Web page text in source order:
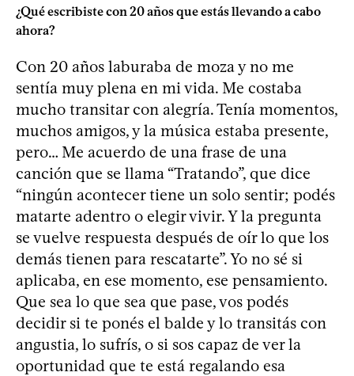
¿Qué escribiste con 20 años que estás llevando a cabo
ahora?
Con 20 años laburaba de moza y no me
sentía muy plena en mi vida. Me costaba
mucho transitar con alegría. Tenía momentos,
muchos amigos, y la música estaba presente,
pero… Me acuerdo de una frase de una
canción que se llama “Tratando”, que dice
“ningún acontecer tiene un solo sentir; podés
matarte adentro o elegir vivir. Y la pregunta
se vuelve respuesta después de oír lo que los
demás tienen para rescatarte”. Yo no sé si
aplicaba, en ese momento, ese pensamiento.
Que sea lo que sea que pase, vos podés
decidir si te ponés el balde y lo transitás con
angustia, lo sufrís, o si sos capaz de ver la
oportunidad que te está regalando esa